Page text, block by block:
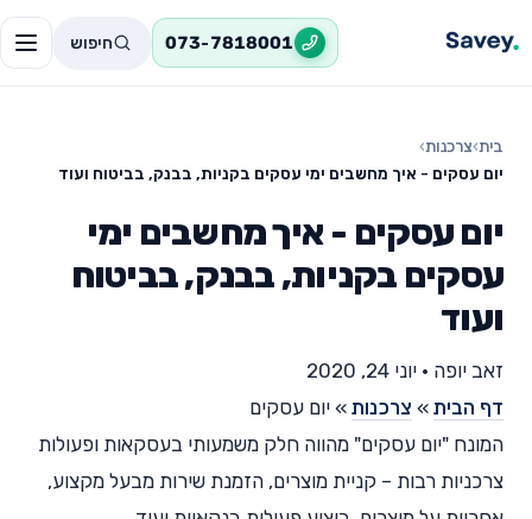
073-7818001 חיפוש
בית›צרכנות›
יום עסקים - איך מחשבים ימי עסקים בקניות, בבנק, בביטוח ועוד
יום עסקים - איך מחשבים ימי
עסקים בקניות, בבנק, בביטוח
ועוד
זאב יופה • יוני 24, 2020
דף הבית » צרכנות » יום עסקים
המונח "יום עסקים" מהווה חלק משמעותי בעסקאות ופעולות
צרכניות רבות – קניית מוצרים, הזמנת שירות מבעל מקצוע,